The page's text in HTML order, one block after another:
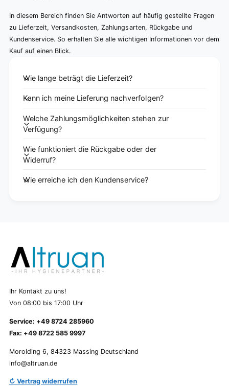
In diesem Bereich finden Sie Antworten auf häufig gestellte Fragen
zu Lieferzeit, Versandkosten, Zahlungsarten, Rückgabe und
Kundenservice. So erhalten Sie alle wichtigen Informationen vor dem
Kauf auf einen Blick.
Wie lange beträgt die Lieferzeit?
Kann ich meine Lieferung nachverfolgen?
Welche Zahlungsmöglichkeiten stehen zur
Verfügung?
Wie funktioniert die Rückgabe oder der
Widerruf?
Wie erreiche ich den Kundenservice?
Ihr Kontakt zu uns!
Von 08:00 bis 17:00 Uhr
Service: +49 8724 285960
Fax: +49 8722 585 9997
Morolding 6, 84323 Massing Deutschland
info@altruan.de
↻ Vertrag widerrufen